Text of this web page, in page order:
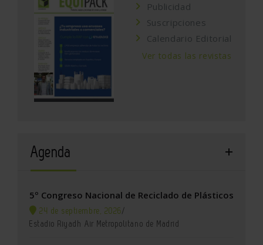
Publicidad
Suscripciones
Calendario Editorial
Ver todas las revistas
Agenda
5º Congreso Nacional de Reciclado de Plásticos
24 de septiembre, 2026/
Estadio Riyadh Air Metropolitano de Madrid